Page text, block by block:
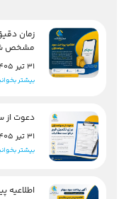
مشخص
31 تیر 1405
بیشتر
دعوت از
31 تیر 1405
بیشتر
اطلاعیه